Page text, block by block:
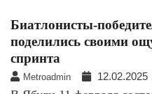
Биатлонисты-
поделились своими
спринта
Metroadmin 12.02.2025